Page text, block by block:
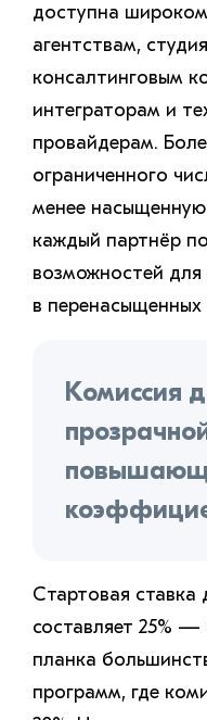
доступна
агентствам,
консалтинговым
интеграторам и
провайдерам.
ограниченного
менее
каждый партнёр
возможностей для
в перенасыщенных
Комиссия
Стартовая
составляет 25%
планка
программ, где